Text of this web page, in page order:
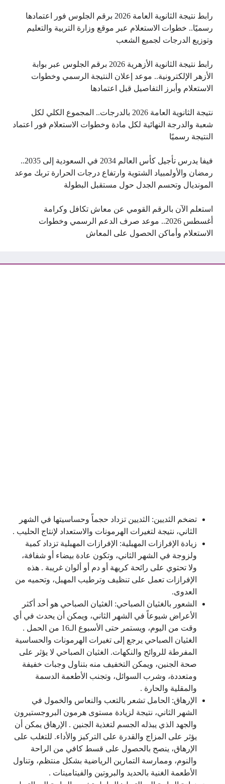
رابط نتيجة الثانوية العامة 2026 برقم الجلوس فور اعتمادها
رسميًا.. خطوات الاستعلام عبر موقع وزارة التربية والتعليم
وتوزيع الدرجات لجميع الشعب
رابط نتيجة الثانوية الأزهرية 2026 برقم الجلوس عبر بوابة
الأزهر الإلكترونية.. موعد إعلان النتيجة الرسمي وخطوات
الاستعلام وأبرز التفاصيل قبل اعتمادها
نتيجة الثانوية العامة 2026 بالدرجات.. المجموع الكلي لكل
شعبة والدرجة النهائية لكل مادة وخطوات الاستعلام فور اعتماد
النتيجة رسميًا
فيفا يدرس تأجيل كأس العالم 2034 في السعودية إلى 2035..
رمضان والأولمبياد الشتوية وارتفاع درجات الحرارة تربك موعد
المونديال وتحسم الجدل حول مستقبل البطولة
استعلم الآن بالرقم القومي عن معاش تكافل وكرامة
أغسطس 2026.. موعد صرف الدعم الرسمي وخطوات
الاستعلام وأماكن الحصول على المعاش
تضخم الثديين: الثديين تزداد حجماً وحساسيتها في الشهر
الثاني، نتيجة لتغيرات الهرمونات والاستعداد لإنتاج الحليب .
زيادة الإفرازات المهبلية: الإفرازات المهبلية تزداد كمية
ولزوجة في الشهر الثاني، وتكون عادة بيضاء أو شفافة،
ولا تحتوي على رائحة كريهة أو دم أو ألوان غريبة . هذه
الإفرازات تعمل على تنظيف وترطيب المهبل، وتحميه من
العدوى.
الشعور بالغثيان الصباحي: الغثيان الصباحي هو أحد أكثر
الأعراض شيوعاً في الشهر الثاني، ويمكن أن يحدث في أي
وقت من اليوم، ويستمر حتى الأسبوع الـ16 من الحمل .
الغثيان الصباحي يرجع إلى تغيرات الهرمونات والحساسية
المفرطة للروائح والنكهات. الغثيان الصباحي لا يؤثر على
صحة الجنين، ويمكن التخفيف منه بتناول وجبات خفيفة
ومتعددة، وشرب السوائل، وتجنب الأطعمة الدسمة
والمقلية والحارة .
الإرهاق: الحامل تشعر بالتعب والنعاس والخمول في
الشهر الثاني، نتيجة لزيادة مستوى هرمون البروجستيرون
والجهد الذي يبذله الجسم لتغذية الجنين . الإرهاق يمكن أن
يؤثر على المزاج والقدرة على التركيز والأداء. للتغلب على
الإرهاق، ينصح بالحصول على قسط كافي من الراحة
والنوم، وممارسة التمارين الرياضية بشكل منتظم، وتناول
الأطعمة الغنية بالحديد والبروتين والفيتامينات .